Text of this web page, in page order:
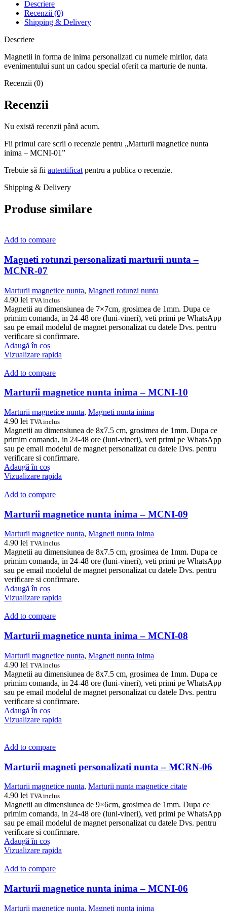
Descriere
Recenzii (0)
Shipping & Delivery
Descriere
Magnetii in forma de inima personalizati cu numele mirilor, data
evenimentului sunt un cadou special oferit ca marturie de nunta.
Recenzii (0)
Recenzii
Nu există recenzii până acum.
Fii primul care scrii o recenzie pentru „Marturii magnetice nunta
inima – MCNI-01”
Trebuie să fii autentificat pentru a publica o recenzie.
Shipping & Delivery
Produse similare
Add to compare
Magneti rotunzi personalizati marturii nunta –
MCNR-07
Marturii magnetice nunta, Magneti rotunzi nunta
4.90 lei TVA inclus
Magnetii au dimensiunea de 7×7cm, grosimea de 1mm. Dupa ce
primim comanda, in 24-48 ore (luni-vineri), veti primi pe WhatsApp
sau pe email modelul de magnet personalizat cu datele Dvs. pentru
verificare si confirmare.
Adaugă în coș
Vizualizare rapida
Add to compare
Marturii magnetice nunta inima – MCNI-10
Marturii magnetice nunta, Magneti nunta inima
4.90 lei TVA inclus
Magnetii au dimensiunea de 8x7.5 cm, grosimea de 1mm. Dupa ce
primim comanda, in 24-48 ore (luni-vineri), veti primi pe WhatsApp
sau pe email modelul de magnet personalizat cu datele Dvs. pentru
verificare si confirmare.
Adaugă în coș
Vizualizare rapida
Add to compare
Marturii magnetice nunta inima – MCNI-09
Marturii magnetice nunta, Magneti nunta inima
4.90 lei TVA inclus
Magnetii au dimensiunea de 8x7.5 cm, grosimea de 1mm. Dupa ce
primim comanda, in 24-48 ore (luni-vineri), veti primi pe WhatsApp
sau pe email modelul de magnet personalizat cu datele Dvs. pentru
verificare si confirmare.
Adaugă în coș
Vizualizare rapida
Add to compare
Marturii magnetice nunta inima – MCNI-08
Marturii magnetice nunta, Magneti nunta inima
4.90 lei TVA inclus
Magnetii au dimensiunea de 8x7.5 cm, grosimea de 1mm. Dupa ce
primim comanda, in 24-48 ore (luni-vineri), veti primi pe WhatsApp
sau pe email modelul de magnet personalizat cu datele Dvs. pentru
verificare si confirmare.
Adaugă în coș
Vizualizare rapida
Add to compare
Marturii magneti personalizati nunta – MCRN-06
Marturii magnetice nunta, Marturii nunta magnetice citate
4.90 lei TVA inclus
Magnetii au dimensiunea de 9×6cm, grosimea de 1mm. Dupa ce
primim comanda, in 24-48 ore (luni-vineri), veti primi pe WhatsApp
sau pe email modelul de magnet personalizat cu datele Dvs. pentru
verificare si confirmare.
Adaugă în coș
Vizualizare rapida
Add to compare
Marturii magnetice nunta inima – MCNI-06
Marturii magnetice nunta, Magneti nunta inima